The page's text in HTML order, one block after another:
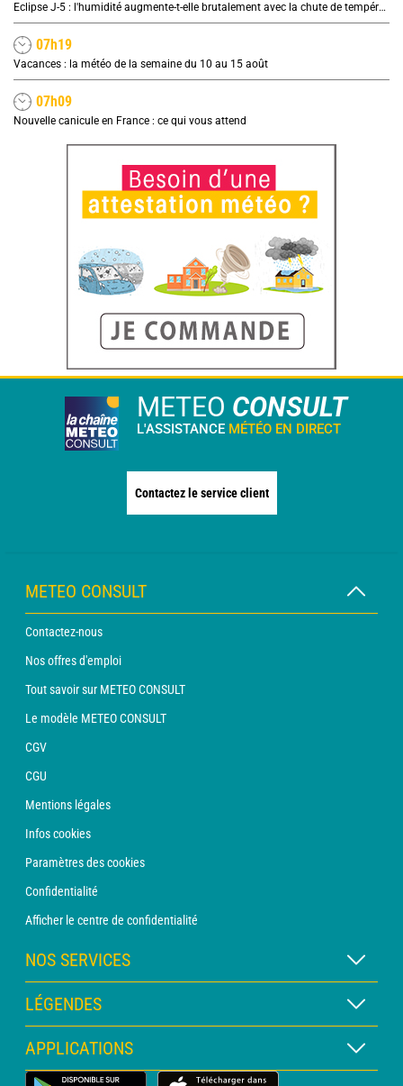
Eclipse J-5 : l'humidité augmente-t-elle brutalement avec la chute de température pendant l'éclipse du 12 août ?
07h19
Vacances : la météo de la semaine du 10 au 15 août
07h09
Nouvelle canicule en France : ce qui vous attend
METEO CONSULT
L'ASSISTANCE MÉTÉO EN DIRECT
Contactez le service client
METEO CONSULT
Contactez-nous
Nos offres d'emploi
Tout savoir sur METEO CONSULT
Le modèle METEO CONSULT
CGV
CGU
Mentions légales
Infos cookies
Paramètres des cookies
Confidentialité
Afficher le centre de confidentialité
NOS SERVICES
Abonnement METEO Xpert
Abonnement METEO PRO
Consultation avec un prévisionniste
LÉGENDES
Légende des cartes
Légende des pictogrammes
APPLICATIONS